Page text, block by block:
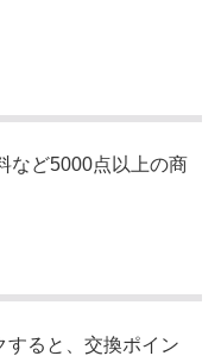
など5000点以上の商
すると、交換ポイン